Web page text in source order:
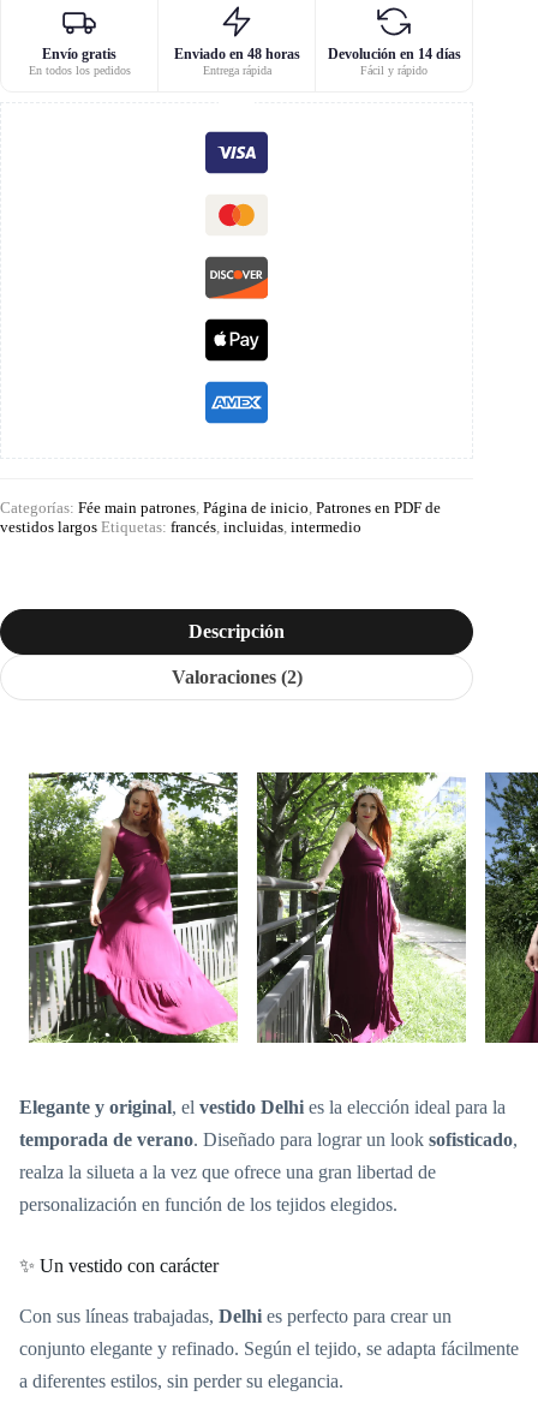
Envío gratis
En todos los pedidos
Enviado en 48 horas
Entrega rápida
Devolución en 14 días
Fácil y rápido
Categorías: Fée main patrones Página de inicio Patrones en PDF de
vestidos largos Etiquetas: francés incluidas intermedio
Descripción
Valoraciones (2)
Elegante y original, el vestido Delhi es la elección ideal para la
temporada de verano. Diseñado para lograr un look sofisticado,
realza la silueta a la vez que ofrece una gran libertad de
personalización en función de los tejidos elegidos.
✨ Un vestido con carácter
Con sus líneas trabajadas, Delhi es perfecto para crear un
conjunto elegante y refinado. Según el tejido, se adapta fácilmente
a diferentes estilos, sin perder su elegancia.